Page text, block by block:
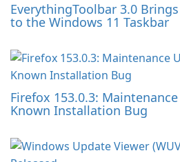
EverythingToolbar 3.0
to the Windows 11 Taskbar
Firefox 153.0.3:
Known Installation Bug